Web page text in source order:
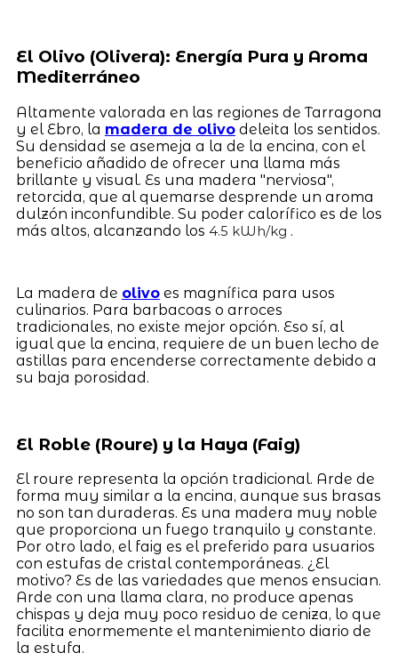
El Olivo (Olivera): Energía Pura y Aroma
Mediterráneo
Altamente valorada en las regiones de Tarragona
y el Ebro, la madera de olivodeleita los sentidos.
Su densidad se asemeja a la de la encina, con el
beneficio añadido de ofrecer una llama más
brillante y visual. Es una madera "nerviosa",
retorcida, que al quemarse desprende un aroma
dulzón inconfundible. Su poder calorífico es de los
más altos, alcanzando los 4.5 kWh/kg .
La madera de olivoes magnífica para usos
culinarios. Para barbacoas o arroces
tradicionales, no existe mejor opción. Eso sí, al
igual que la encina, requiere de un buen lecho de
astillas para encenderse correctamente debido a
su baja porosidad.
El Roble (Roure) y la Haya (Faig)
El roure representa la opción tradicional. Arde de
forma muy similar a la encina, aunque sus brasas
no son tan duraderas. Es una madera muy noble
que proporciona un fuego tranquilo y constante.
Por otro lado, el faig es el preferido para usuarios
con estufas de cristal contemporáneas. ¿El
motivo? Es de las variedades que menos ensucian.
Arde con una llama clara, no produce apenas
chispas y deja muy poco residuo de ceniza, lo que
facilita enormemente el mantenimiento diario de
la estufa.